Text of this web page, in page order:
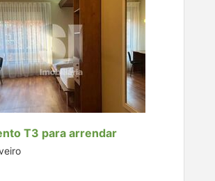
T3 para arrendar